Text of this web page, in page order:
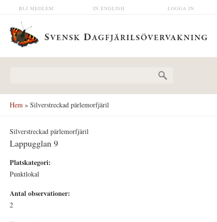
Hoppa till huvudinnehåll LOGGA IN
IN ENGLISH
BLI MEDLEM
Hem » Silverstreckad pärlemorfjäril
Silverstreckad pärlemorfjäril
Lappugglan 9
Platskategori:
Punktlokal
Antal observationer:
2